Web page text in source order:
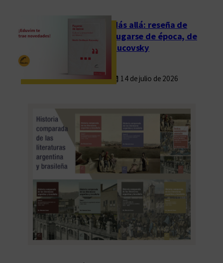
E
u
e
a
d
L
e
t
r
a
Más allá: reseña de
Fugarse de época, de
Rucovsky
14 de julio de 2026